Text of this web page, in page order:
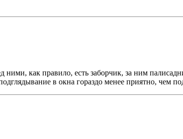
как правило, есть заборчик, за ним
в окна гораздо менее приятно, чем